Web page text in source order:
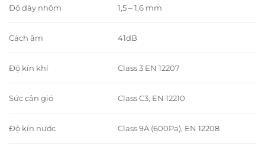
Độ dày nhôm 1,5 – 1,6 mm
Cách âm 41dB
Độ kín khí Class 3 EN 12207
Sức cản gió Class C3, EN 12210
Độ kín nước Class 9A (600Pa), EN 12208